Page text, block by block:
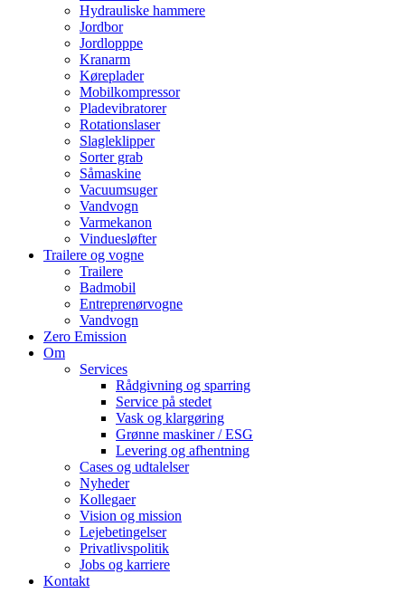
Hydrauliske hammere
Jordbor
Jordlopppe
Kranarm
Køreplader
Mobilkompressor
Pladevibratorer
Rotationslaser
Slagleklipper
Sorter grab
Såmaskine
Vacuumsuger
Vandvogn
Varmekanon
Vinduesløfter
Trailere og vogne
Trailere
Badmobil
Entreprenørvogne
Vandvogn
Zero Emission
Om
Services
Rådgivning og sparring
Service på stedet
Vask og klargøring
Grønne maskiner / ESG
Levering og afhentning
Cases og udtalelser
Nyheder
Kollegaer
Vision og mission
Lejebetingelser
Privatlivspolitik
Jobs og karriere
Kontakt